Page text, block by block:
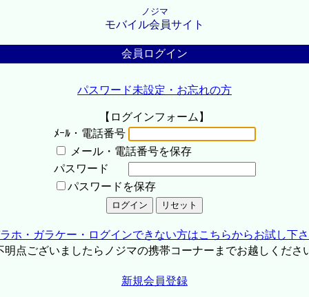
ノジマ
モバイル会員サイト
会員ログイン
パスワード未設定・お忘れの方
【ログインフォーム】
ﾒｰﾙ・電話番号
メール・電話番号を保存
パスワード
パスワードを保存
ホ・ガラケー・ログインできない方はこちらからお試し下
点ございましたらノジマの携帯コーナーまでお越しくださ
新規会員登録